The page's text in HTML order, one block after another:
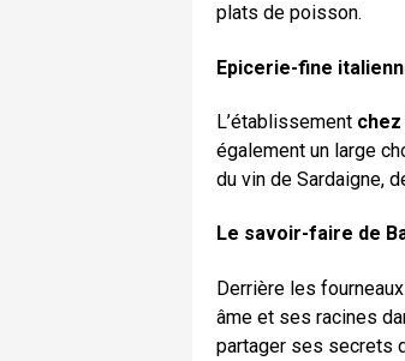
plats de poisson.
Epicerie-fine
L’établissement
également un large
du vin de Sardaigne,
Le savoir-faire de
Derrière les
âme et ses racines
partager ses secrets